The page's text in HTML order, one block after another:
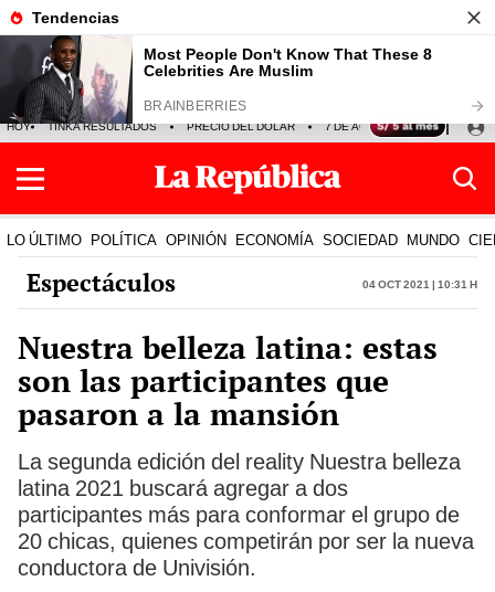
HOY TINKA RESULTADOS PRECIO DEL DÓLAR 7 DE AGOSTO OLLANTA
LO ÚLTIMO POLÍTICA OPINIÓN ECONOMÍA SOCIEDAD MUNDO
Espectáculos 04 Oct 2021 | 10:31 h
Nuestra belleza latina: estas
son las participantes que
pasaron a la mansión
La segunda edición del reality Nuestra belleza
latina 2021 buscará agregar a dos
participantes más para conformar el grupo de
20 chicas, quienes competirán por ser la nueva
conductora de Univisión.